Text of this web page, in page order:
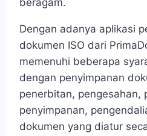
beragam.
Dengan adanya aplikasi
dokumen ISO dari
memenuhi beberapa
dengan penyimpanan
penerbitan, pengesahan,
penyimpanan,
dokumen yang diatur